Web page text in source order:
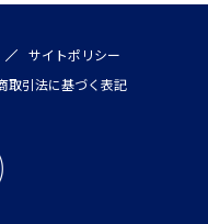
サイトポリシー
取引法に基づく表記